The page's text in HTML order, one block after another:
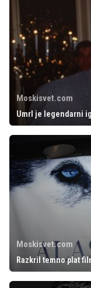
Moskisvet.com
Umrl je legendarni
Moskisvet.com
Razkril temno plat